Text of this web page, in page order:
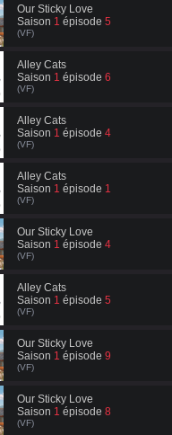
Our Sticky Love
Saison 1 épisode 5
(VF)
Alley Cats
Saison 1 épisode 6
(VF)
Alley Cats
Saison 1 épisode 4
(VF)
Alley Cats
Saison 1 épisode 1
(VF)
Our Sticky Love
Saison 1 épisode 4
(VF)
Alley Cats
Saison 1 épisode 5
(VF)
Our Sticky Love
Saison 1 épisode 9
(VF)
Our Sticky Love
Saison 1 épisode 8
(VF)